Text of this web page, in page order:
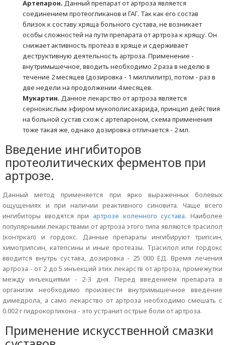
Артепарон. Данный препарат от артроза является
соединением протеогликанов и ГАГ. Так как его состав
близок к составу хряща больного сустава, не возникает
особы сложностей на пути препарата от артроза к хрящу. Он
снижает активность протеаз в хряще и сдерживает
деструктивную деятельность артроза. Применение -
внутримышечное, вводить необходимо 2 раза в неделю в
течение 2 месяцев (дозировка - 1 миллилитр), потом - раз в
две недели на продолжении 4 месяцев.
Мукартин. Данное лекарство от артроза является
сернокислым эфиром мукополисахарида, принцип действия
на больной сустав схож с артепароном, схема применения
тоже такая же, однако дозировка отличается - 2 мл.
Введение ингибиторов
протеолитических ферментов при
артрозе.
Данный метод применяется при ярко выраженных болевых
ощущениях и при наличии реактивного синовита. Чаще всего
ингибиторы вводятся при артрозе коленного сустава. Наиболее
популярными лекарствами от артроза этого типа являются трасилол
(контркал) и гордокс. Данные препараты ингибируют трипсин,
химотрипсин, катепсины и иные протеазы. Трасилол или гордокс
вводится внутрь сустава, дозировка - 25 000 ЕД. Время лечения
артроза - от 2 до 5 инъекций этих лекарств от артроза, промежутки
между инъекциями - 2-3 дня. Перед введением препарата в
организм необходимо произвести внутримышечное введение
димедрола, а само лекарство от артроза необходимо смешать с
0.002 г гидрокортихона - это устранит острые боли от артроза.
Применение искусственной смазки